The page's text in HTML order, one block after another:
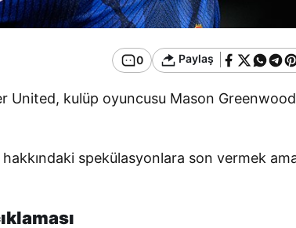
0 Paylaş
United, kulüp oyuncusu Mason Greenwood
spekülasyonlara son vermek